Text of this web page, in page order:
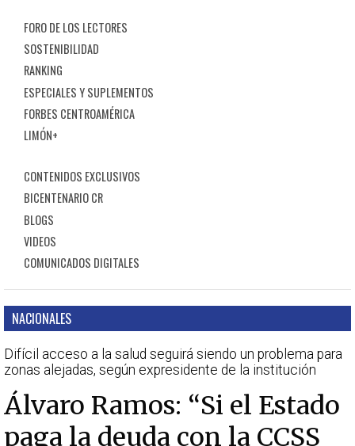
FORO DE LOS LECTORES
SOSTENIBILIDAD
RANKING
ESPECIALES Y SUPLEMENTOS
FORBES CENTROAMÉRICA
LIMÓN+
CONTENIDOS EXCLUSIVOS
BICENTENARIO CR
BLOGS
VIDEOS
COMUNICADOS DIGITALES
NACIONALES
Difícil acceso a la salud seguirá siendo un problema para
zonas alejadas, según expresidente de la institución
Álvaro Ramos: “Si el Estado
paga la deuda con la CCSS